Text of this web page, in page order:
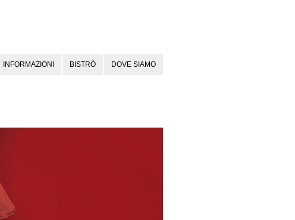
INFORMAZIONI BISTRÒ DOVE SIAMO